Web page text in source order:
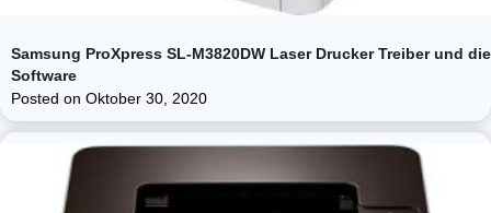
Samsung ProXpress SL-M3820DW Laser Drucker Treiber und die
Software
Posted on Oktober 30, 2020